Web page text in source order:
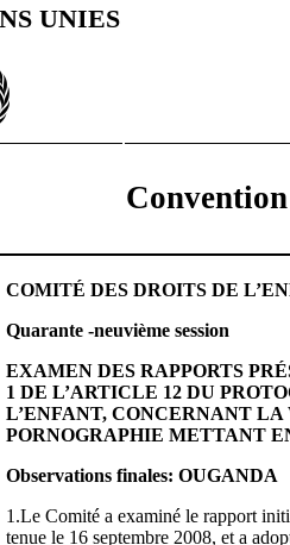
UNIES
COMITÉ DES DROITS DE
Quarante ‑neuvième session
EXAMEN DES RAPPORTS
1 DE L’ARTICLE 12 DU
L’ENFANT, CONCERNANT
PORNOGRAPHIE METTANT
Observations finales: OUGANDA
1.Le Comité a examiné le rapport
tenue le 16 septembre 2008, et a